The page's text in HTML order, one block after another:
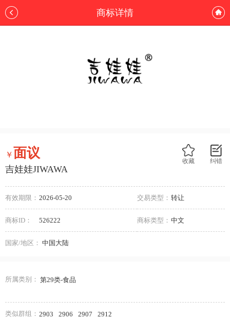
商标详情
纠错
收藏
￥面议
吉娃娃JIWAWA
有效期限： 2026-05-20 交易类型： 转让
商标ID： 526222 商标类型： 中文
国家/地区： 中国大陆
所属类别： 第29类-食品
类似群组： 2903 2906 2907 2912